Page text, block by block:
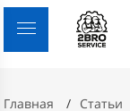
Главная Статьи